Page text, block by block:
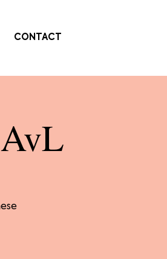
CONTACT